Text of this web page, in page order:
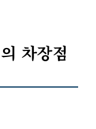
의 차장점